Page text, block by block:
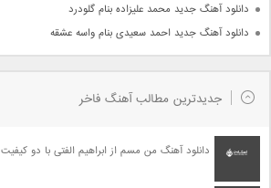
دانلود آهنگ جدید محمد علیزاده بنام گلودرد
دانلود آهنگ جدید احمد سعیدی بنام واسه عشقه
جدیدترین مطالب آهنگ فاخر
دانلود آهنگ من مسم از ابراهیم الفتی با دو کیفیت